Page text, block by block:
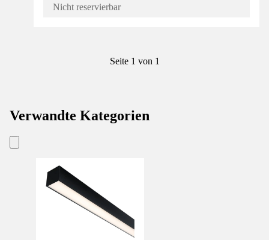
Nicht reservierbar
Seite 1 von 1
Verwandte Kategorien